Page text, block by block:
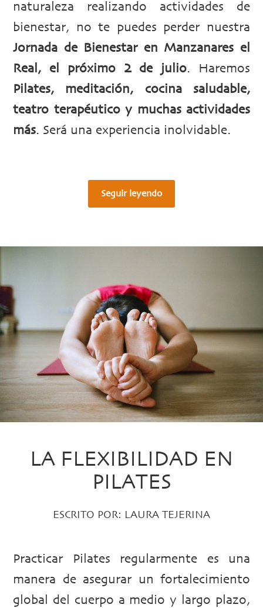
naturaleza realizando actividades de
bienestar, no te puedes perder nuestra
Jornada de Bienestar en Manzanares el
Real, el próximo 2 de julio. Haremos
Pilates, meditación, cocina saludable,
teatro terapéutico y muchas actividades
más. Será una experiencia inolvidable.
Seguir leyendo
LA FLEXIBILIDAD EN
PILATES
ESCRITO POR: LAURA TEJERINA
Practicar Pilates regularmente es una
manera de asegurar un fortalecimiento
global del cuerpo a medio y largo plazo,